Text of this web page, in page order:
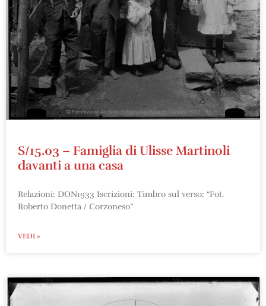
S/15.03 – Famiglia di Ulisse Martinoli
davanti a una casa
Relazioni: DON1933 Iscrizioni: Timbro sul verso: “Fot.
Roberto Donetta / Corzoneso”
VEDI »